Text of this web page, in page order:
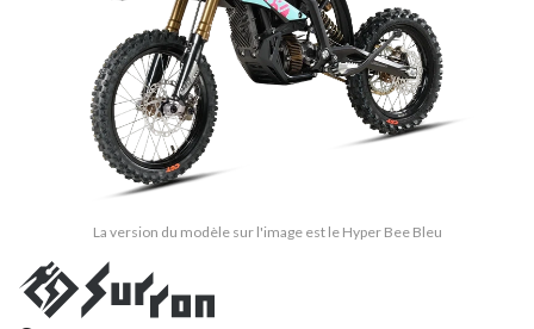
La version du modèle sur l'image est le Hyper Bee Bleu